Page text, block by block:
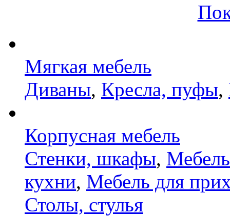
Мягкая мебель
Диваны, Кресла, пуфы,
Корпусная мебель
Стенки, шкафы,
кухни, Мебель для
Столы, стулья